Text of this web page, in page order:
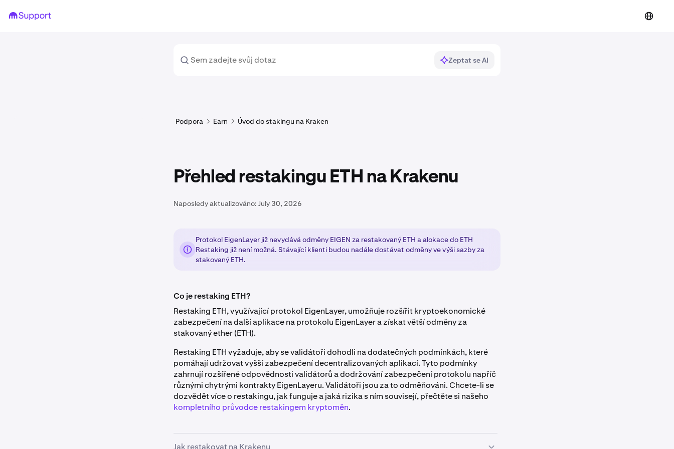
Zeptat se AI
Podpora Earn Úvod do stakingu na Kraken
Přehled restakingu ETH na Krakenu
Naposledy aktualizováno: July 30, 2026
Protokol EigenLayer již nevydává odměny EIGEN za restakovaný ETH a alokace do ETH
Restaking již není možná. Stávající klienti budou nadále dostávat odměny ve výši sazby za
stakovaný ETH.
Co je restaking ETH?
Restaking ETH, využívající protokol EigenLayer, umožňuje rozšířit kryptoekonomické
zabezpečení na další aplikace na protokolu EigenLayer a získat větší odměny za
stakovaný ether (ETH).
Restaking ETH vyžaduje, aby se validátoři dohodli na dodatečných podmínkách, které
pomáhají udržovat vyšší zabezpečení decentralizovaných aplikací. Tyto podmínky
zahrnují rozšířené odpovědnosti validátorů a dodržování zabezpečení protokolu napříč
různými chytrými kontrakty EigenLayeru. Validátoři jsou za to odměňováni. Chcete-li se
dozvědět více o restakingu, jak funguje a jaká rizika s ním souvisejí, přečtěte si našeho
kompletního průvodce restakingem kryptoměn.
Jak restakovat na Krakenu